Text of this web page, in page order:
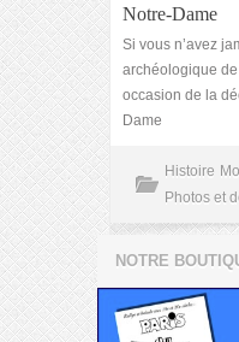
Notre-Dame
Si vous n’avez
archéologique
occasion de la
Dame
Histoire
Photos et
NOTRE